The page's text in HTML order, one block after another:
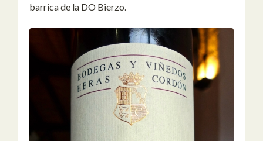
barrica de la DO Bierzo.